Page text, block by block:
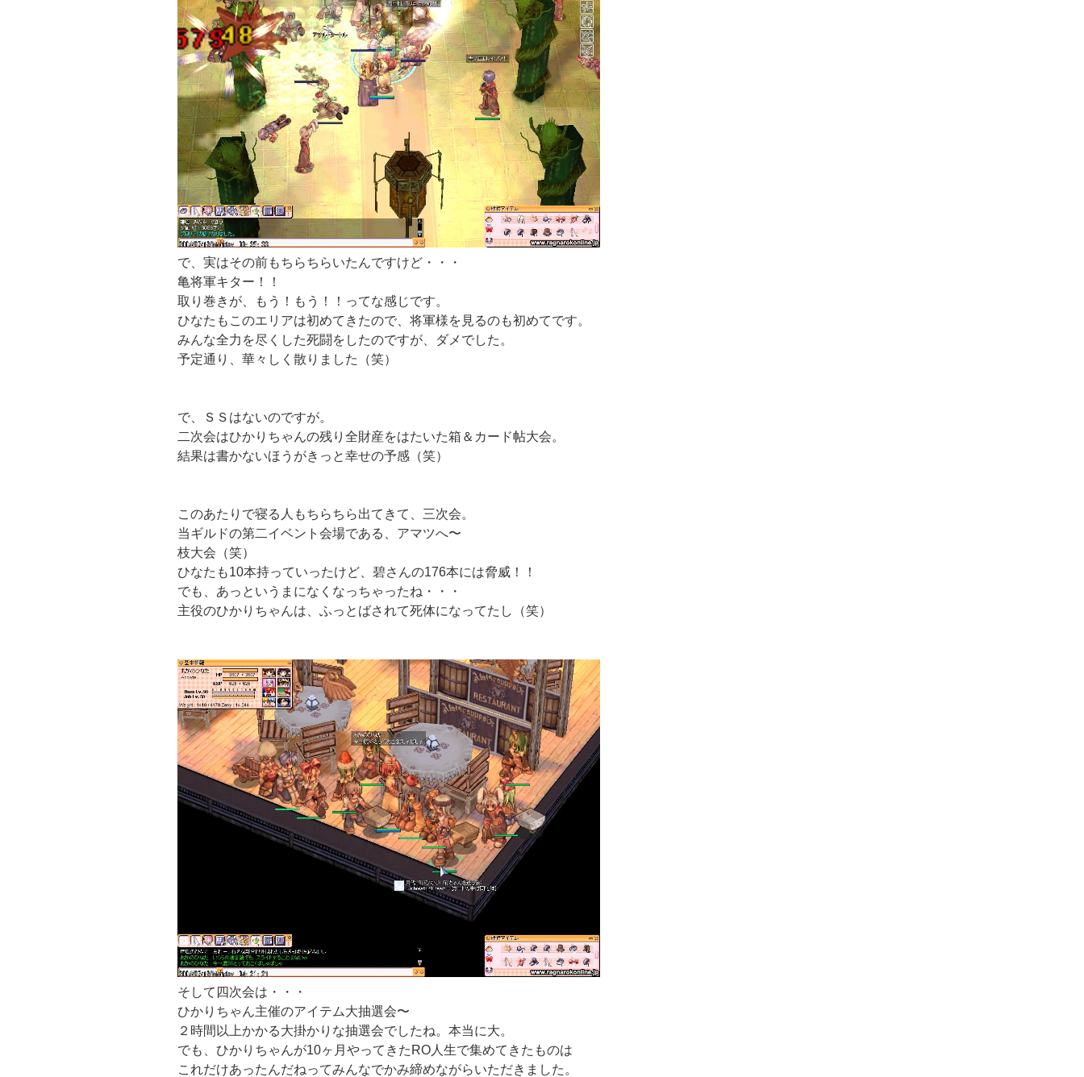
で、実はその前もちらちらいたんですけど・・・
亀将軍キター！！
取り巻きが、もう！もう！！ってな感じです。
ひなたもこのエリアは初めてきたので、将軍様を見るのも初めてです。
みんな全力を尽くした死闘をしたのですが、ダメでした。
予定通り、華々しく散りました（笑）
で、ＳＳはないのですが。
二次会はひかりちゃんの残り全財産をはたいた箱＆カード帖大会。
結果は書かないほうがきっと幸せの予感（笑）
このあたりで寝る人もちらちら出てきて、三次会。
当ギルドの第二イベント会場である、アマツへ〜
枝大会（笑）
ひなたも10本持っていったけど、碧さんの176本には脅威！！
でも、あっというまになくなっちゃったね・・・
主役のひかりちゃんは、ふっとばされて死体になってたし（笑）
そして四次会は・・・
ひかりちゃん主催のアイテム大抽選会〜
２時間以上かかる大掛かりな抽選会でしたね。本当に大。
でも、ひかりちゃんが10ヶ月やってきたRO人生で集めてきたものは
これだけあったんだねってみんなでかみ締めながらいただきました。